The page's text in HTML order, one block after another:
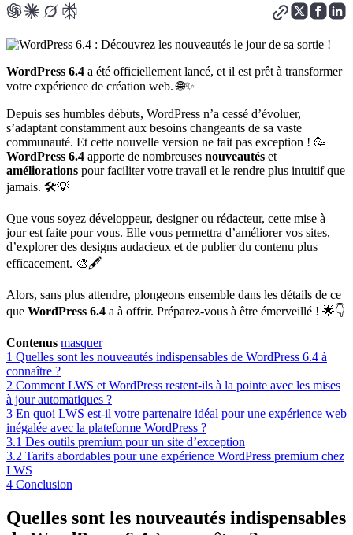
WordPress 6.4 a été officiellement lancé, et il est prêt à transformer
votre expérience de création web. 🌐✨
Depuis ses humbles débuts, WordPress n’a cessé d’évoluer,
s’adaptant constamment aux besoins changeants de sa vaste
communauté. Et cette nouvelle version ne fait pas exception ! 🥳
WordPress 6.4 apporte de nombreuses nouveautés et
améliorations pour faciliter votre travail et le rendre plus intuitif que
jamais. 🛠️💡
Que vous soyez développeur, designer ou rédacteur, cette mise à
jour est faite pour vous. Elle vous permettra d’améliorer vos sites,
d’explorer des designs audacieux et de publier du contenu plus
efficacement. 🎨🖋️
Alors, sans plus attendre, plongeons ensemble dans les détails de ce
que WordPress 6.4 a à offrir. Préparez-vous à être émerveillé ! 🌟👇
Contenus masquer
1 Quelles sont les nouveautés indispensables de WordPress 6.4 à
connaître ?
2 Comment LWS et WordPress restent-ils à la pointe avec les mises
à jour automatiques ?
3 En quoi LWS est-il votre partenaire idéal pour une expérience web
inégalée avec la plateforme WordPress ?
3.1 Des outils premium pour un site d’exception
3.2 Tarifs abordables pour une expérience WordPress premium chez
LWS
4 Conclusion
Quelles sont les nouveautés indispensables